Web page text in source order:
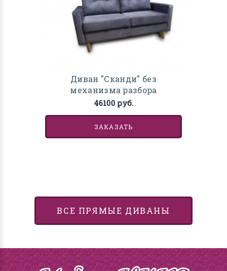
Диван "Сканди" без
механизма разбора
46100 руб.
ЗАКАЗАТЬ
ВСЕ ПРЯМЫЕ ДИВАНЫ